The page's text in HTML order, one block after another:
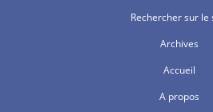
Rechercher sur le
Archives
Accueil
A propos